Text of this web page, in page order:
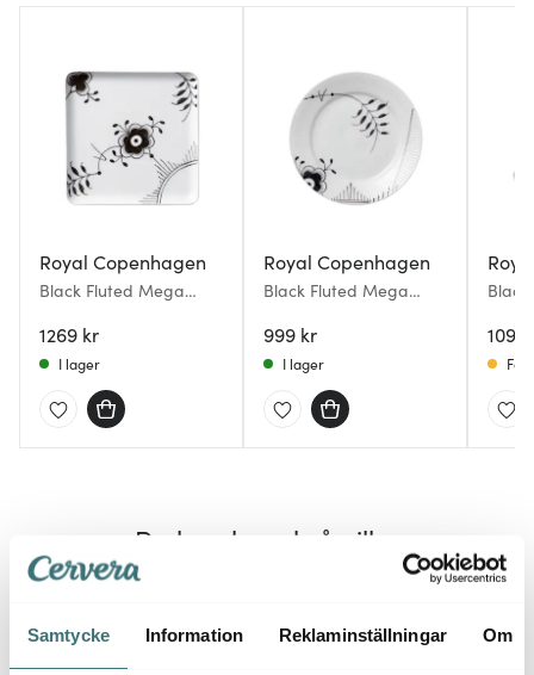
Samtycke Information Reklaminställningar Om
Royal Copenhagen
Black Fluted Mega
cm
1269 kr
I lager
Royal Copenhagen
Black Fluted Mega
999 kr
I lager
1099
Få
Du kanske också gillar